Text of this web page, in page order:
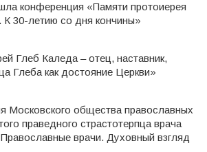
конференция «Памяти протоиерея
К 30-летию со дня кончины»
Глеб Каледа – отец, наставник,
Глеба как достояние Церкви»
Московского общества православных
праведного страстотерпца врача
врачи. Духовный взгляд